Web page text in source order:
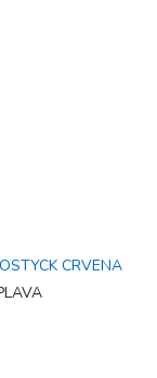
CRVENA